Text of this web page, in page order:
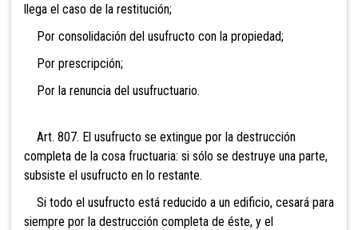
llega el caso de la restitución;
Por consolidación del usufructo con la propiedad;
Por prescripción;
Por la renuncia del usufructuario.
Art. 807. El usufructo se extingue por la destrucción
completa de la cosa fructuaria: si sólo se destruye una parte,
subsiste el usufructo en lo restante.
Si todo el usufructo está reducido a un edificio, cesará para
siempre por la destrucción completa de éste, y el